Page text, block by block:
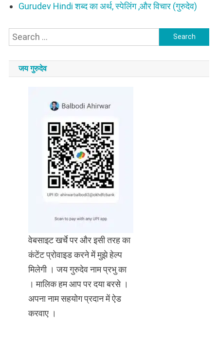
Gurudev Hindi शब्द का अर्थ, स्पेलिंग ,और विचार (गुरुदेव)
Search
for:
जय गुरुदेव
वेबसाइट खर्चे पर और इसी तरह का
कंटेंट प्रोवाइड करने में मुझे हेल्प
मिलेगी । जय गुरुदेव नाम प्रभु का
। मालिक हम आप पर दया बरसे ।
अपना नाम सहयोग प्रदान में ऐड
करवाए ।